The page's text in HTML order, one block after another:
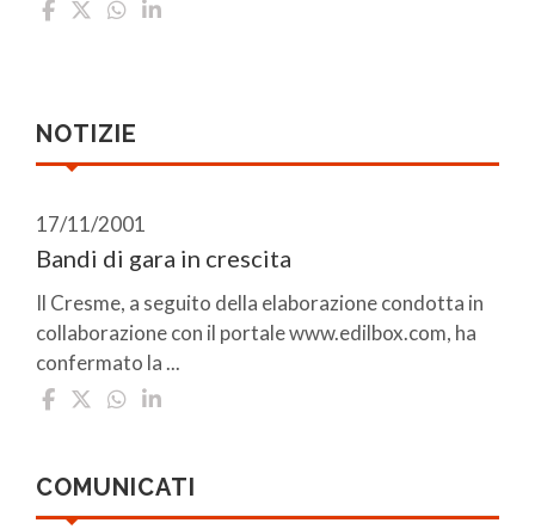
NOTIZIE
17/11/2001
Bandi di gara in crescita
Il Cresme, a seguito della elaborazione condotta in
collaborazione con il portale www.edilbox.com, ha
confermato la ...
COMUNICATI